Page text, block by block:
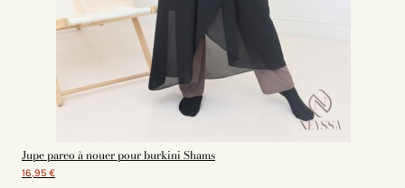
Jupe pareo à nouer pour burkini Shams
16,95 €